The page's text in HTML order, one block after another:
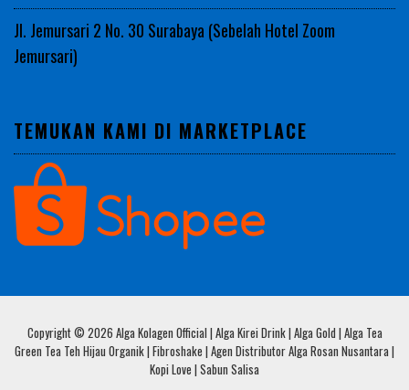
Jl. Jemursari 2 No. 30 Surabaya (Sebelah Hotel Zoom
Jemursari)
TEMUKAN KAMI DI MARKETPLACE
Copyright © 2026 Alga Kolagen Official | Alga Kirei Drink | Alga Gold | Alga Tea
Green Tea Teh Hijau Organik | Fibroshake | Agen Distributor Alga Rosan Nusantara |
Kopi Love | Sabun Salisa